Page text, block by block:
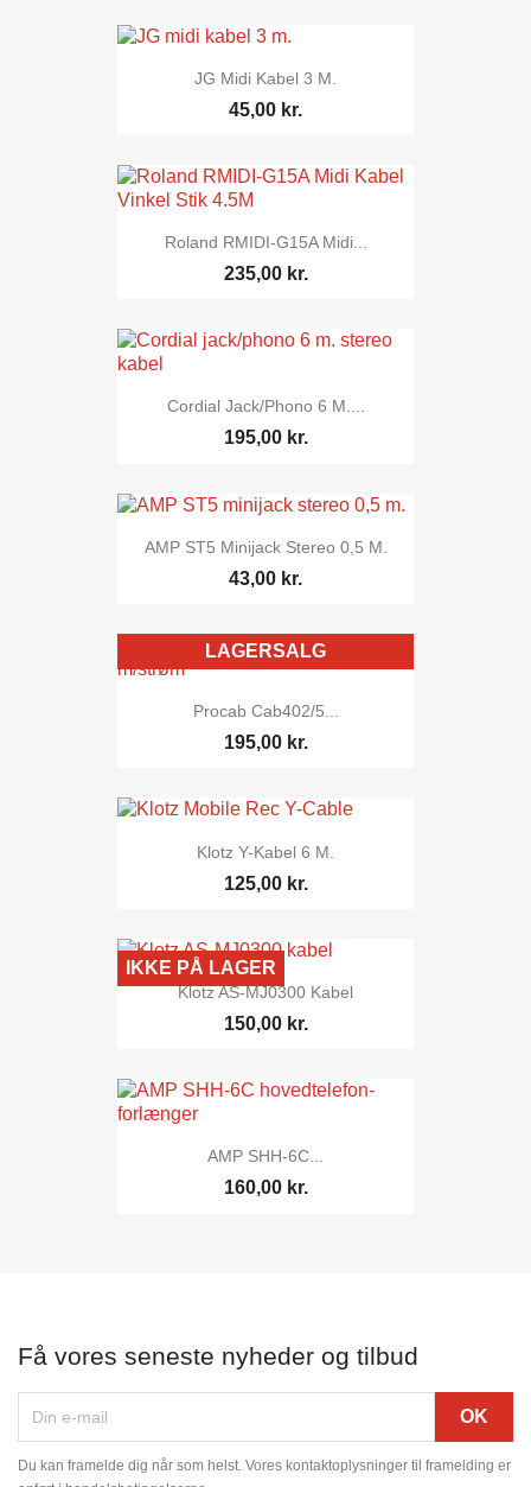
JG Midi Kabel 3 M.
45,00 kr.
Roland RMIDI-G15A Midi...
235,00 kr.
Cordial Jack/phono 6 M....
195,00 kr.
AMP ST5 Minijack Stereo 0,5 M.
43,00 kr.
Procab Cab402/5...
195,00 kr.
LAGERSALG
Klotz Y-Kabel 6 M.
125,00 kr.
Klotz AS-MJ0300 Kabel
150,00 kr.
IKKE PÅ LAGER
AMP SHH-6C...
160,00 kr.
Få vores seneste nyheder og tilbud
Du kan framelde dig når som helst. Vores kontaktoplysninger til framelding er